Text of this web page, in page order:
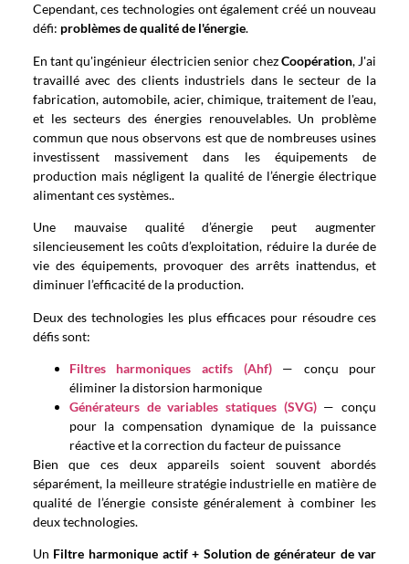
Cependant, ces technologies ont également créé un nouveau
défi: problèmes de qualité de l'énergie.
En tant qu'ingénieur électricien senior chezCoopération, J'ai
travaillé avec des clients industriels dans le secteur de la
fabrication, automobile, acier, chimique, traitement de l'eau,
et les secteurs des énergies renouvelables. Un problème
commun que nous observons est que de nombreuses usines
investissent massivement dans les équipements de
production mais négligent la qualité de l’énergie électrique
alimentant ces systèmes..
Une mauvaise qualité d’énergie peut augmenter
silencieusement les coûts d’exploitation, réduire la durée de
vie des équipements, provoquer des arrêts inattendus, et
diminuer l’efficacité de la production.
Deux des technologies les plus efficaces pour résoudre ces
défis sont:
Filtres harmoniques actifs (Ahf)— conçu pour
éliminer la distorsion harmonique
Générateurs de variables statiques (SVG)— conçu
pour la compensation dynamique de la puissance
réactive et la correction du facteur de puissance
Bien que ces deux appareils soient souvent abordés
séparément, la meilleure stratégie industrielle en matière de
qualité de l’énergie consiste généralement à combiner les
deux technologies.
Un Filtre harmonique actif + Solution de générateur de var